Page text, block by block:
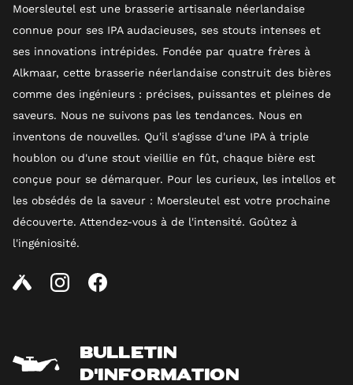
Moersleutel est une brasserie artisanale néerlandaise
connue pour ses IPA audacieuses, ses stouts intenses et
ses innovations intrépides. Fondée par quatre frères à
Alkmaar, cette brasserie néerlandaise construit des bières
comme des ingénieurs : précises, puissantes et pleines de
saveurs. Nous ne suivons pas les tendances. Nous en
inventons de nouvelles. Qu'il s'agisse d'une IPA à triple
houblon ou d'une stout vieillie en fût, chaque bière est
conçue pour se démarquer. Pour les curieux, les intellos et
les obsédés de la saveur : Moersleutel est votre prochaine
découverte. Attendez-vous à de l'intensité. Goûtez à
l'ingéniosité.
BULLETIN
D'INFORMATION